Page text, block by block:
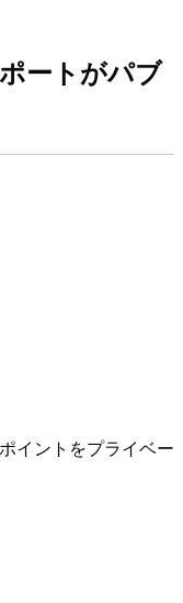
ートがパブ
イントをプライベー